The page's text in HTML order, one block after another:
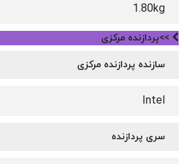
1.80kg
>>پردازنده مرکزی
سازنده پردازنده مرکزی
Intel
سری پردازنده